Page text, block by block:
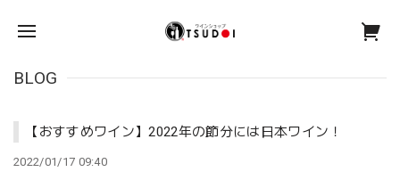
BLOG
【おすすめワイン】2022年の節分には日本ワイン！
2022/01/17 09:40